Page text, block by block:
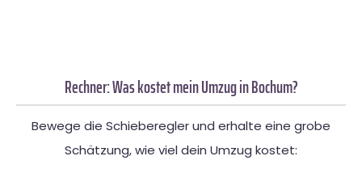
Rechner: Was kostet mein Umzug in Bochum?
Bewege die Schieberegler und erhalte eine grobe
Schätzung, wie viel dein Umzug kostet: